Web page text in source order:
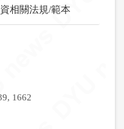
相關法規/範本
1662